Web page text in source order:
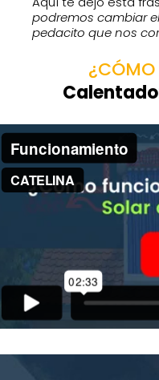
podremos cambiar
pedacito que nos
¿CÓMO